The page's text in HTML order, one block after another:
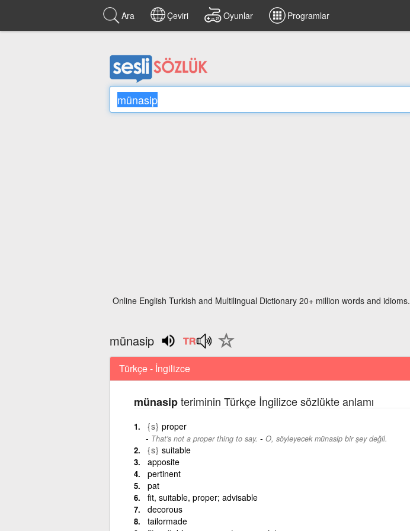
Ara Çeviri Oyunlar Programlar
Online English Turkish and Multilingual Dictionary 20+ million words and idioms.
münasip
Türkçe - İngilizce
münasipteriminin Türkçe İngilizce sözlükte anlamı
{s} proper
That's not a proper thing to say. - O, söyleyecek münasip bir şey değil.
{s} suitable
apposite
pertinent
pat
fit, suitable, proper; advisable
decorous
tailormade